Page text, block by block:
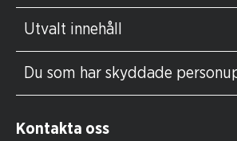
Utvalt innehåll
Du som har skyddade
Kontakta oss